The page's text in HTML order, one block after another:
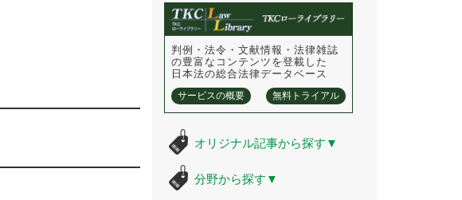
判例・法令・文献情報・法律雑誌
の豊富なコンテンツを登載した
日本法の総合法律データベース
サービスの概要 無料トライアル
オリジナル記事から探す ▼
分野から探す ▼